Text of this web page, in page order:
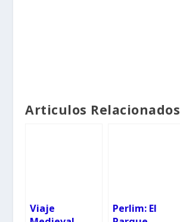
Articulos Relacionados
Viaje
Perlim: El